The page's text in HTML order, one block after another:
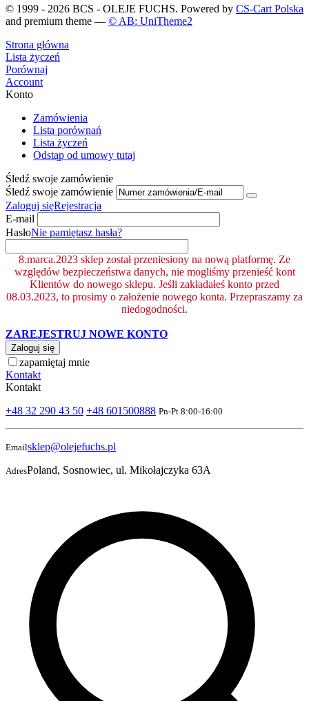
© 1999 - 2026 BCS - OLEJE FUCHS. Powered by CS-Cart Polska
and premium theme — © AB: UniTheme2
Strona główna
Lista życzeń
Porównaj
Account
Konto
Zamówienia
Lista porównań
Lista życzeń
Odstąp od umowy tutaj
Śledź swoje zamówienie
Śledź swoje zamówienie
Zaloguj sięRejestracja
E-mail
HasłoNie pamiętasz hasła?
8.marca.2023 sklep został przeniesiony na nową platformę. Ze
względów bezpieczeństwa danych, nie mogliśmy przenieść kont
Klientów do nowego sklepu. Jeśli zakładałeś konto przed
08.03.2023, to prosimy o założenie nowego konta. Przepraszamy za
niedogodności.
ZAREJESTRUJ NOWE KONTO
Zaloguj się
zapamiętaj mnie
Kontakt
Kontakt
+48 32 290 43 50 +48 601500888 Pn-Pt 8:00-16:00
Emailsklep@olejefuchs.pl
AdresPoland, Sosnowiec, ul. Mikołajczyka 63A